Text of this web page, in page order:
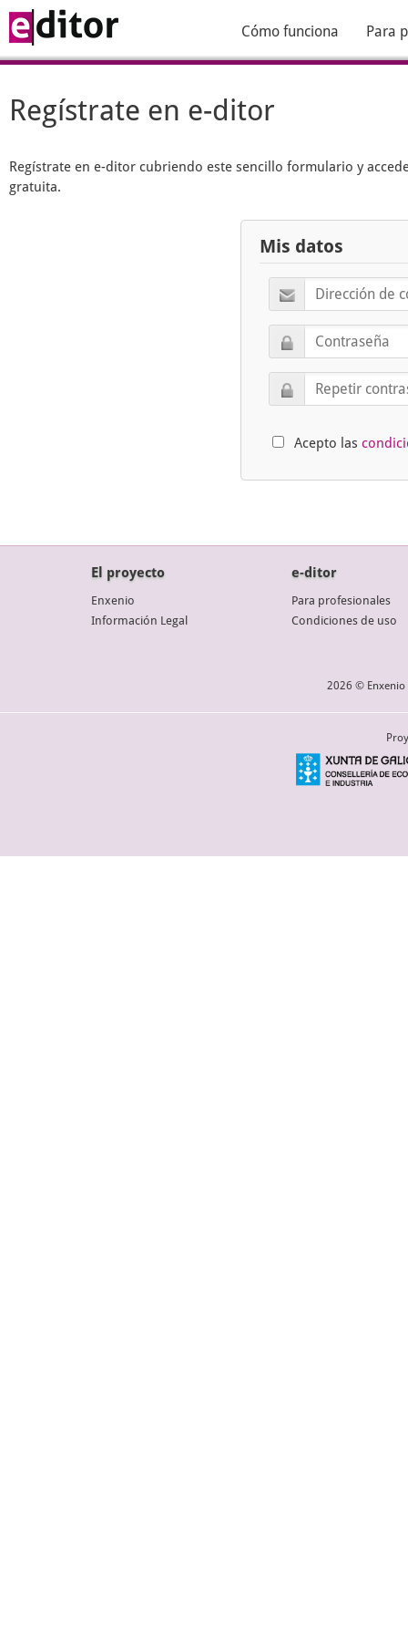
Cómo funciona Para
Regístrate en e-ditor
Regístrate en e-ditor cubriendo este sencillo formulario y
gratuita.
Mis datos
Acepto las
El proyecto
Enxenio
Información Legal
e-ditor
Para profesionales
Condiciones de uso
2026 © Enxenio